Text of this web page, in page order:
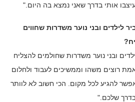
אותי בדרך שאני נמצא בה היום."
לילדים ובני נוער משדרות שחווים
ובני נוער משדרות שחולמים להצליח
רוצים משהו וממשיכים לעבוד ולחלום
להגיע לכל מקום. הכי חשוב לא לוותר
שלכם."